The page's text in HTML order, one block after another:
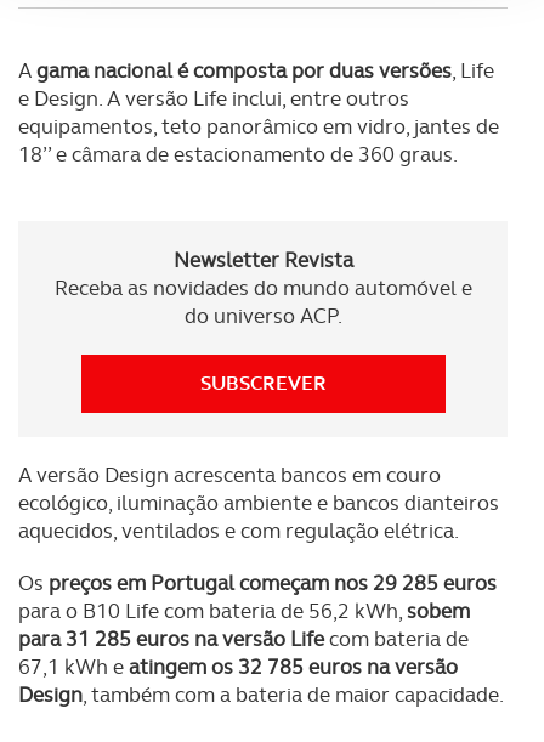
utilização do nosso site de publicidade e de análise, com
parceiros e organizações na UE e em países terceiros.
O ACP garantirá que as transferências internacionais de
Realçamos que o bloqueio de certo tipo de Cookies e
tecnologias similares pode ter impacto na sua
experiência de navegação no Website e nos serviços
Agama nacional é composta por duas versões, Life
e Design. A versão Life inclui, entre outros
equipamentos, teto panorâmico em vidro, jantes de
18’’ e câmara de estacionamento de 360 graus.
Newsletter Revista
Receba as novidades do mundo automóvel e
do universo ACP.
SUBSCREVER
A versão Design acrescenta bancos em couro
ecológico, iluminação ambiente e bancos dianteiros
aquecidos, ventilados e com regulação elétrica.
Os preços em Portugal começam nos 29 285 euros
para o B10 Life com bateria de 56,2 kWh,sobem
para 31 285 euros na versão Lifecom bateria de
67,1 kWh eatingem os 32 785 euros na versão
Design, também com a bateria de maior capacidade.